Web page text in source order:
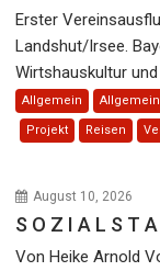
Erster
Landshut/Irsee.
Wirtshauskultur und
Allgemein
Projekt Reisen
August 10, 2026
S O Z I A L S T
Von Heike Arnold